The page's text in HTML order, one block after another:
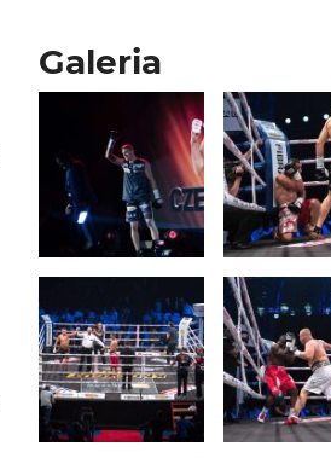
Galeria